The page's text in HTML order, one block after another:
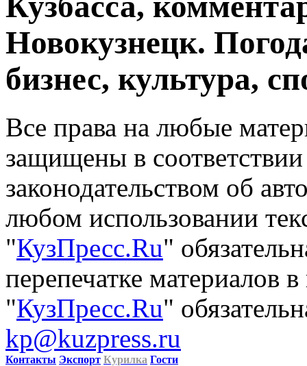
Новокузнецк.
бизнес, культура,
Все права на любые
защищены в
законодательством об
любом использовании
"КузПресс.Ru"
перепечатке материалов
"КузПресс.Ru"
kp@kuzpress.ru
Контакты Экспорт Курилка Гости